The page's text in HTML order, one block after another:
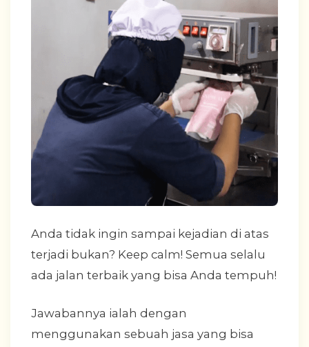
Anda tidak ingin sampai kejadian di atas
terjadi bukan? Keep calm! Semua selalu
ada jalan terbaik yang bisa Anda tempuh!
Jawabannya ialah dengan
menggunakan sebuah jasa yang bisa